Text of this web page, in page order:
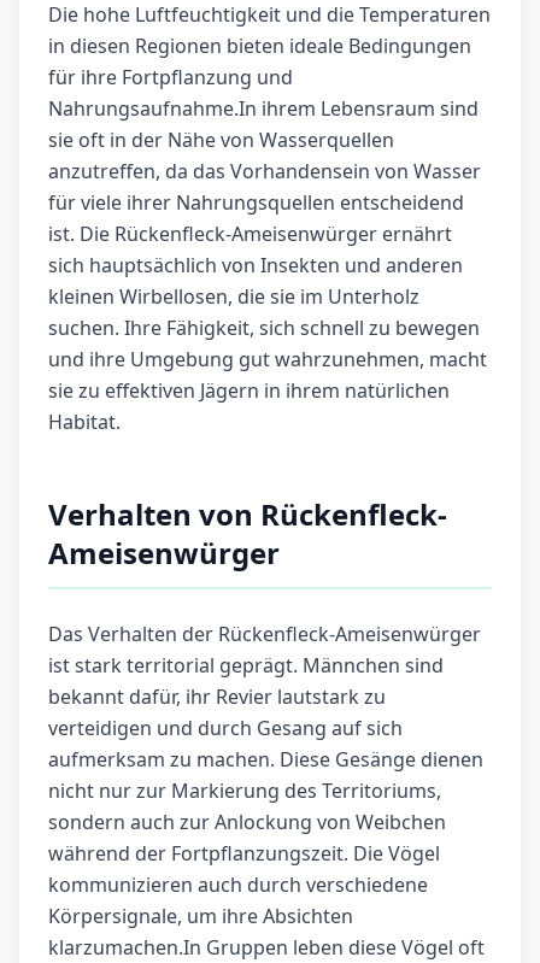
Die hohe Luftfeuchtigkeit und die Temperaturen
in diesen Regionen bieten ideale Bedingungen
für ihre Fortpflanzung und
Nahrungsaufnahme.In ihrem Lebensraum sind
sie oft in der Nähe von Wasserquellen
anzutreffen, da das Vorhandensein von Wasser
für viele ihrer Nahrungsquellen entscheidend
ist. Die Rückenfleck-Ameisenwürger ernährt
sich hauptsächlich von Insekten und anderen
kleinen Wirbellosen, die sie im Unterholz
suchen. Ihre Fähigkeit, sich schnell zu bewegen
und ihre Umgebung gut wahrzunehmen, macht
sie zu effektiven Jägern in ihrem natürlichen
Habitat.
Verhalten von Rückenfleck-
Ameisenwürger
Das Verhalten der Rückenfleck-Ameisenwürger
ist stark territorial geprägt. Männchen sind
bekannt dafür, ihr Revier lautstark zu
verteidigen und durch Gesang auf sich
aufmerksam zu machen. Diese Gesänge dienen
nicht nur zur Markierung des Territoriums,
sondern auch zur Anlockung von Weibchen
während der Fortpflanzungszeit. Die Vögel
kommunizieren auch durch verschiedene
Körpersignale, um ihre Absichten
klarzumachen.In Gruppen leben diese Vögel oft